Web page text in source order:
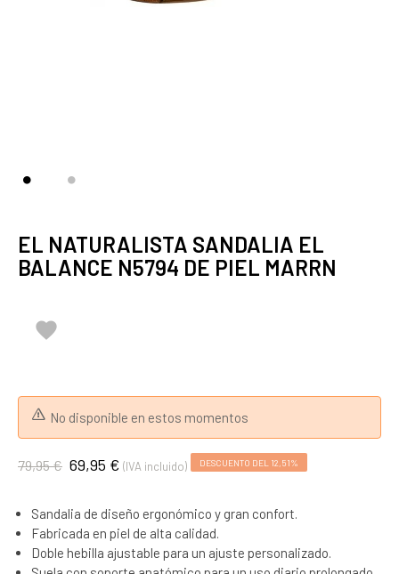
EL NATURALISTA SANDALIA EL
BALANCE N5794 DE PIEL MARRN

No disponible en estos momentos
79,95 € 69,95 € (IVA incluido) DESCUENTO DEL 12,51%
Sandalia de diseño ergonómico y gran confort.
Fabricada en piel de alta calidad.
Doble hebilla ajustable para un ajuste personalizado.